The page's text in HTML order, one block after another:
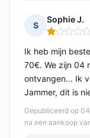
S
Sophie J.
Gepubliceerd op
na een aankoop
Ik heb mijn
70€. We zijn 04
ontvangen... Ik
Jammer, dit is